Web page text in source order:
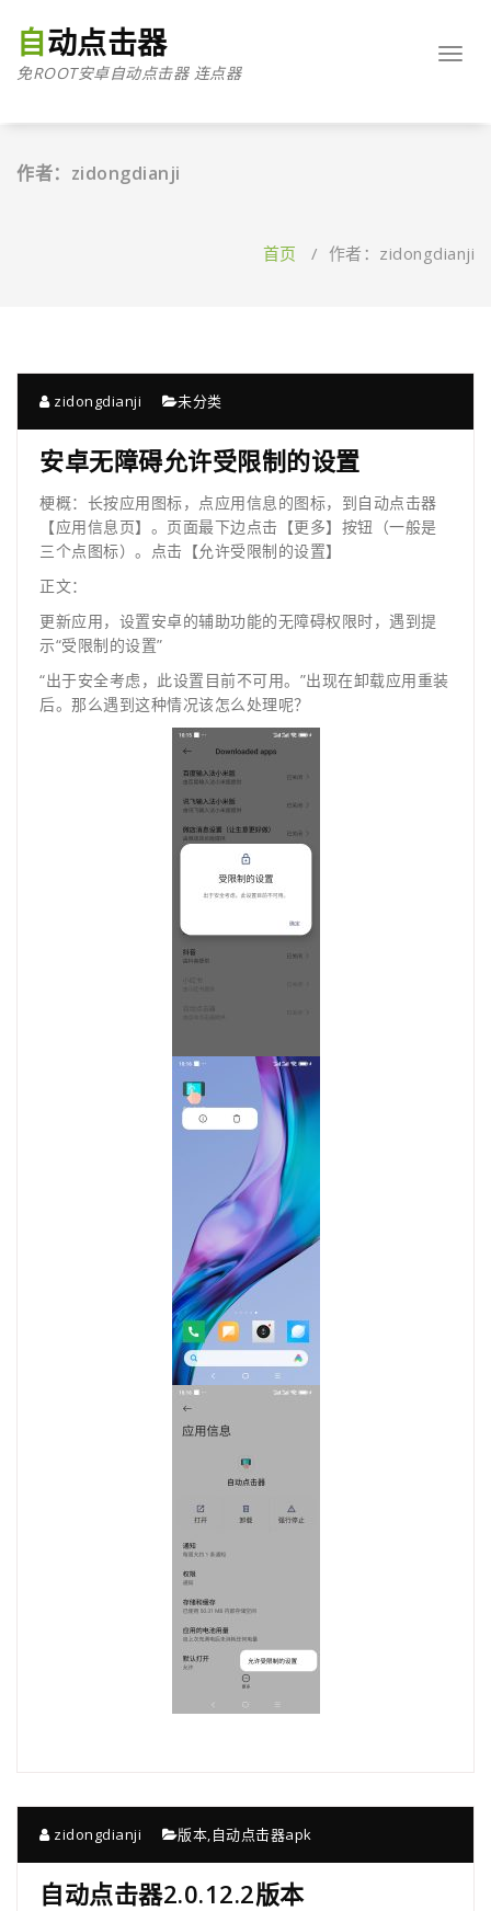
自动点击器
免ROOT安卓自动点击器 连点器
作者：zidongdianji
首页 / 作者：zidongdianji
zidongdianji 未分类
安卓无障碍允许受限制的设置
梗概：长按应用图标，点应用信息的图标，到自动点击器
【应用信息页】。页面最下边点击【更多】按钮（一般是
三个点图标）。点击【允许受限制的设置】
正文：
更新应用，设置安卓的辅助功能的无障碍权限时，遇到提
示“受限制的设置”
“出于安全考虑，此设置目前不可用。”出现在卸载应用重装
后。那么遇到这种情况该怎么处理呢？
zidongdianji 版本,自动点击器apk
自动点击器2.0.12.2版本